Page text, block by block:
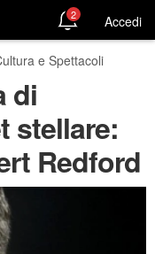
2 Accedi
e Spettacoli
di
stellare:
Redford